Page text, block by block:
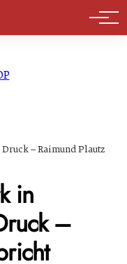
– Raimund Plautz
in
–